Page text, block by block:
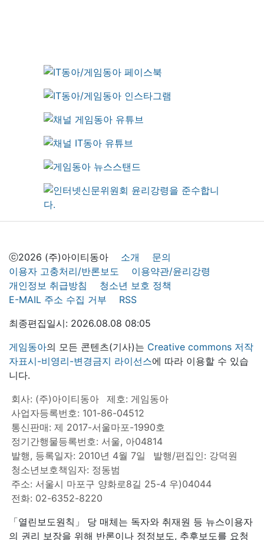
ⓒ2026 (주)아이티동아 소개
문의
이용자 고충처리/반론보도
이용약관/윤리강령
개인정보 취급방침
청소년 보호 정책
E-MAIL 주소 수집 거부
RSS
최종편집일시: 2026.08.08 08:05
게임동아의 모든 콘텐츠(기사)는 Creative commons 저작
자표시-비영리-변경금지 라이선스에 따라 이용할 수 있습
니다.
회사: (주)아이티동아
제호: 게임동아
사업자등록번호: 101-86-04512
통신판매: 제 2017-서울마포-1990호
정기간행물등록번호: 서울, 아04814
발행, 등록일자: 2010년 4월 7일
발행/편집인: 강덕원
청소년보호책임자: 정동범
주소: 서울시 마포구 양화로8길 25-4 우)04044
전화: 02-6352-8220
「열린보도원칙」 당 매체는 독자와 취재원 등 뉴스이용자
의 권리 보장을 위해 반론이나 정정보도, 추후보도를 요청